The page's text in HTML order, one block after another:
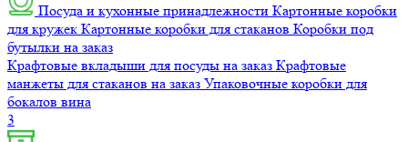
Посуда и кухонные принадлежности Картонные коробки
для кружек Картонные коробки для стаканов Коробки под
бутылки на заказ
Крафтовые вкладыши для посуды на заказ Крафтовые
манжеты для стаканов на заказ Упаковочные коробки для
бокалов вина
3